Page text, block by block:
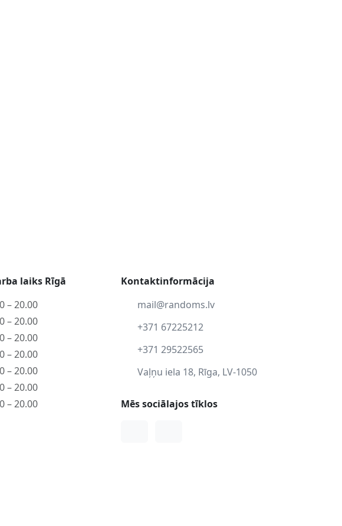
laiks Rīgā
– 20.00
– 20.00
– 20.00
– 20.00
– 20.00
– 20.00
– 20.00
Kontaktinformācija
mail@randoms.lv
+371 67225212
+371 29522565
Vaļņu iela 18, Rīga, LV-1050
Mēs sociālajos tīklos